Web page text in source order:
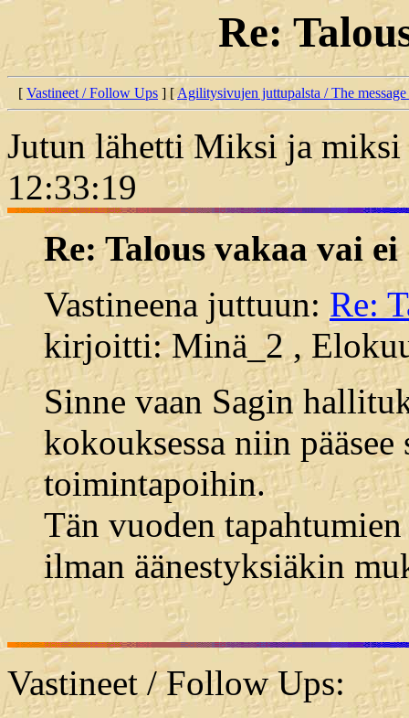
Re:
[ Vastineet / Follow Ups ] [Agilitysivujen juttupalsta / The
Jutun lähetti Miksi ja
12:33:19
Re: Talous vakaa vai ei
Vastineena juttuun: Re:
kirjoitti: Minä_2 ,
Sinne vaan Sagin
kokouksessa niin
toimintapoihin.
Tän vuoden
ilman äänestyksiäkin
Vastineet / Follow Ups: